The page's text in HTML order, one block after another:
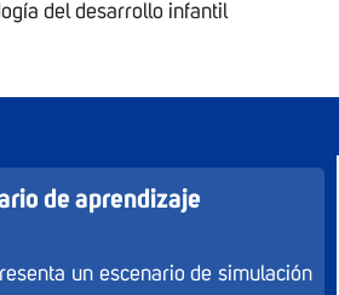
del desarrollo infantil
de aprendizaje
un escenario de simulación